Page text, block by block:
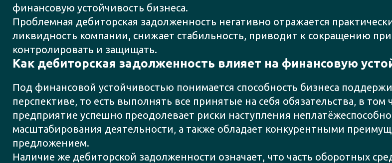
финансовую устойчивость бизнеса.
Проблемная дебиторская задолженность негативно отражается
ликвидность компании, снижает стабильность, приводит к сокращению
контролировать и защищать.
Как дебиторская задолженность влияет на финансовую
Под финансовой устойчивостью понимается способность бизнеса
перспективе, то есть выполнять все принятые на себя обязательства, в
предприятие успешно преодолевает риски наступления
масштабирования деятельности, а также обладает конкурентными
предложением.
Наличие же дебиторской задолженности означает, что часть оборотных